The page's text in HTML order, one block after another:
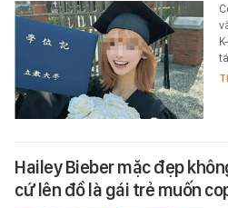
Hailey Bieber mặc đẹp
cứ lên đồ là gái trẻ muốn